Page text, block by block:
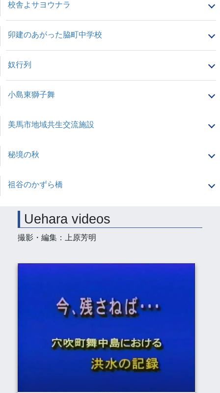
校舎よサヨウナラ
卯建のあがった脇町中学校
奴行列
小島東獅子舞
美馬市地域共生交流施設
秘境の秋
祖谷のかずら橋
Uehara videos
撮影・編集：上原芳明